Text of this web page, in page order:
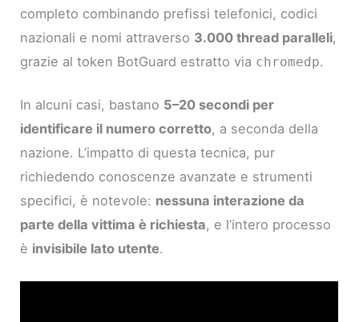
completo combinando prefissi telefonici, codici
nazionali e nomi attraverso 3.000 thread paralleli,
grazie al token BotGuard estratto via chromedp.
In alcuni casi, bastano 5–20 secondi per
identificare il numero corretto, a seconda della
nazione. L’impatto di questa tecnica, pur
richiedendo conoscenze avanzate e strumenti
specifici, è notevole: nessuna interazione da
parte della vittima è richiesta, e l’intero processo
è invisibile lato utente.